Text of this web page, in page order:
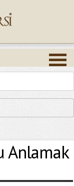
Anlamak